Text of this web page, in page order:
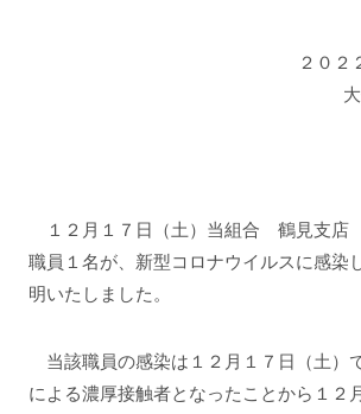
２０２
１２月１７日（土）当組合 鶴見支店
職員１名が、新型コロナウイルスに感染
明いたしました。
当該職員の感染は１２月１７日（土）
による濃厚接触者となったことから１２